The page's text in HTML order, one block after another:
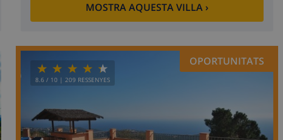
MOSTRA AQUESTA VILLA ›
8.6 / 10 | 209 RESSENYES
OPORTUNITATS